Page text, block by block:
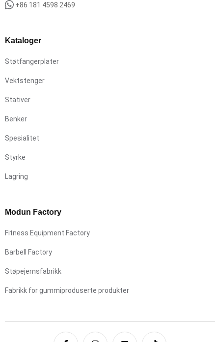
+86 181 4598 2469
Kataloger
Støtfangerplater
Vektstenger
Stativer
Benker
Spesialitet
Styrke
Lagring
Modun Factory
Fitness Equipment Factory
Barbell Factory
Støpejernsfabrikk
Fabrikk for gummiproduserte produkter